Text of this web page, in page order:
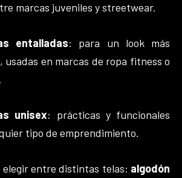
marcas juveniles y streetwear.
entalladas: para un look más
usadas en marcas de ropa fitness o
unisex: prácticas y funcionales
tipo de emprendimiento.
elegir entre distintas telas: algodón